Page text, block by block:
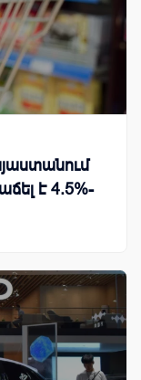
է 4.5%-